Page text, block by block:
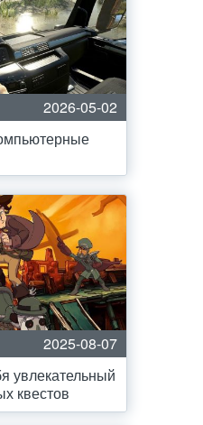
2026-05-02
2025-08-07
увлекательный
квестов